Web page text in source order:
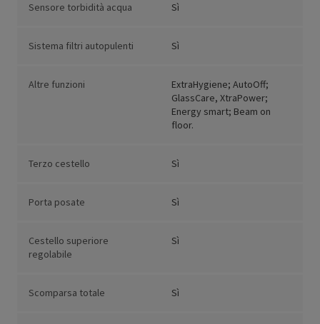
Sensore torbidità acqua Sì
Sistema filtri autopulenti Sì
Altre funzioni
ExtraHygiene; AutoOff;
GlassCare, XtraPower;
Energy smart; Beam on
floor.
Terzo cestello Sì
Porta posate Sì
Cestello superiore
regolabile
Sì
Scomparsa totale Sì